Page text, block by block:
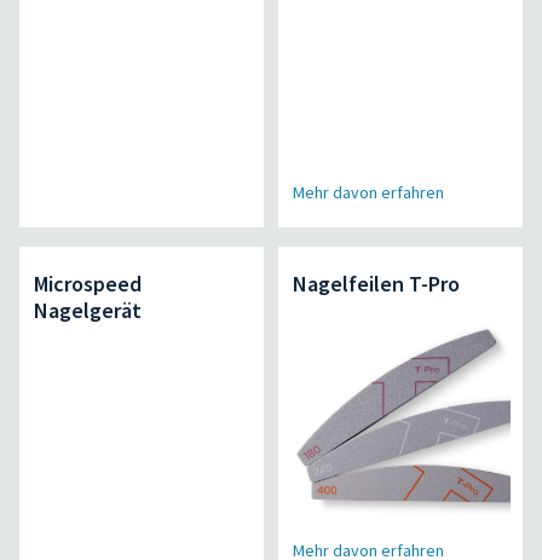
Mehr davon erfahren
Microspeed
Nagelgerät
Nagelfeilen T-Pro
Mehr davon erfahren